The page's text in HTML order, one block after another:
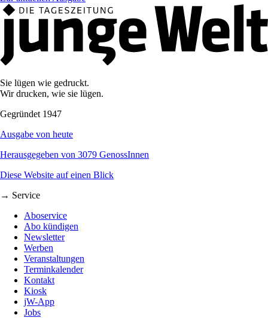
Sie lügen wie gedruckt.
Wir drucken, wie sie lügen.
Gegründet 1947
Ausgabe von heute
Herausgegeben von 3079 GenossInnen
Diese Website auf einen Blick
→ Service
Aboservice
Abo kündigen
Newsletter
Werben
Veranstaltungen
Terminkalender
Kontakt
Kiosk
jW-App
Jobs